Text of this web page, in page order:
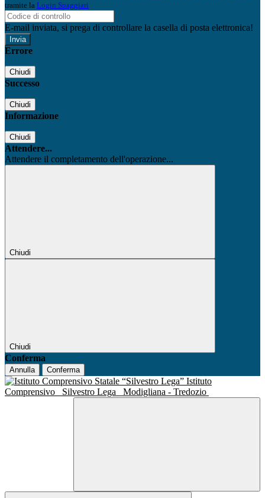
tramite la Login Spaggiari
E-mail inviata, si prega di controllare la casella di posta elettronica!
Errore
Chiudi
Successo
Chiudi
Informazione
Chiudi
Attendere...
Attendere il completamento dell'operazione...
Chiudi
Chiudi
Conferma
Annulla Conferma
Istituto
Comprensivo
Silvestro Lega Modigliana - Tredozio